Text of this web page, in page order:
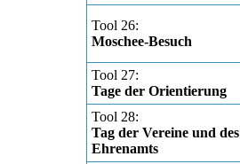
Tool 26:
Moschee-Besuch
Tool 27:
Tage der Orientierung
Tool 28:
Tag der Vereine und des
Ehrenamts